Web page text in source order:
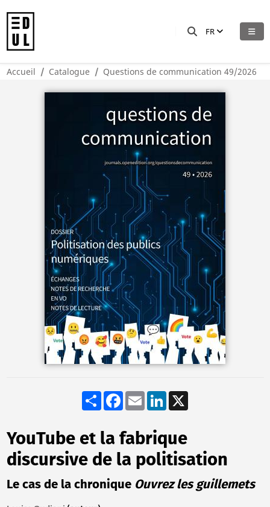
FR
Accueil Catalogue Questions de communication 49/2026
Share Facebook
Email LinkedIn
YouTube et la fabrique
discursive de la politisation
Le cas de la chronique Ouvrez les guillemets